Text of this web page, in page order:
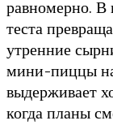
равномерно. В
теста
утренние
мини-пиццы
выдерживает
когда планы